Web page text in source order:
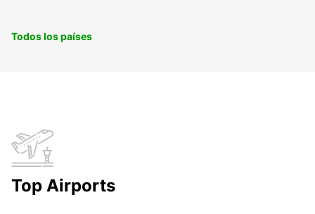
Todos los países
Top Airports